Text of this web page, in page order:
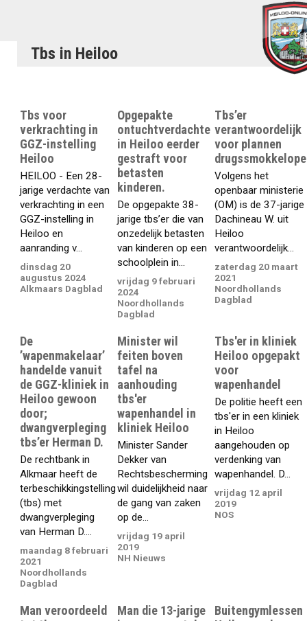
Tbs in Heiloo
Tbs voor
verkrachting in
GGZ-instelling
Heiloo
HEILOO - Een 28-
jarige verdachte van
verkrachting in een
GGZ-instelling in
Heiloo en
aanranding v...
dinsdag 20
augustus 2024
Alkmaars Dagblad
Opgepakte
ontuchtverdachte
in Heiloo eerder
gestraft voor
betasten
kinderen.
De opgepakte 38-
jarige tbs’er die van
onzedelijk betasten
van kinderen op een
schoolplein in...
vrijdag 9 februari
2024
Noordhollands
Dagblad
Tbs’er
verantwoordelijk
voor plannen
Volgens het
openbaar ministerie
(OM) is de 37-jarige
Dachineau W. uit
Heiloo
verantwoordelijk...
zaterdag 20 maart
2021
Noordhollands
Dagblad
De
’wapenmakelaar’
handelde vanuit
de GGZ-kliniek in
Heiloo gewoon
door;
dwangverpleging
tbs’er Herman D.
De rechtbank in
Alkmaar heeft de
terbeschikkingstelling
(tbs) met
dwangverpleging
van Herman D....
maandag 8 februari
2021
Noordhollands
Dagblad
Minister wil
feiten boven
tafel na
aanhouding
tbs'er
wapenhandel in
kliniek Heiloo
Minister Sander
Dekker van
Rechtsbescherming
wil duidelijkheid naar
de gang van zaken
op de...
vrijdag 19 april
2019
NH Nieuws
Tbs'er in kliniek
Heiloo opgepakt
voor
wapenhandel
De politie heeft een
tbs'er in een kliniek
in Heiloo
aangehouden op
verdenking van
wapenhandel. D...
vrijdag 12 april
2019
NOS
Man veroordeeld
Man die 13-jarige
Buitengymlessen